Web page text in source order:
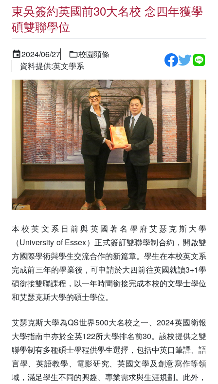
東吳簽約英國前30大名校 念四年獲學
碩雙聯學位
2024/06/27
校園頭條
資料提供:英文學系
本校英文系日前與英國著名學府艾瑟克斯大學
（University of Essex）正式簽訂雙聯學制合約，開啟雙
方國際學術與學生交流合作的新篇章。學生在本校英文系
完成前三年的學業後，可申請於大四前往英國就讀3+1學
碩銜接雙聯課程，以一年時間銜接完成本校的文學士學位
和艾瑟克斯大學的碩士學位。
艾瑟克斯大學為QS世界500大名校之一、2024英國衛報
大學指南中亦於全英122所大學排名前30。該校提供之雙
聯學制有多種碩士學程供學生選擇，包括中英口筆譯、語
言學、英語教學、電影研究、英國文學及創意寫作等領
域，滿足學生不同的興趣、專業需求與生涯規劃。此外，